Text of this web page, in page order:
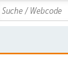
Search